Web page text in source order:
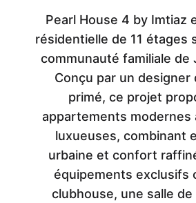
Pearl House 4 by Imtiaz
résidentielle de 11 étages
communauté familiale de
Conçu par un designer
primé, ce projet
appartements modernes
luxueuses, combinant
urbaine et confort
équipements exclusifs
clubhouse, une salle